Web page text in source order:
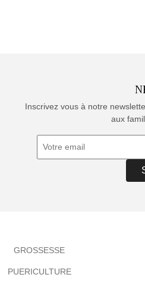
Inscrivez vous à notre
aux
GROSSESSE
PUERICULTURE